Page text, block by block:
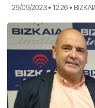
29/09/2023 • 12:26 •